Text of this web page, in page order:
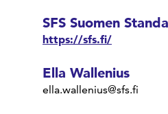
SFS Suomen
https://sfs.fi/
Ella Wallenius
ella.wallenius@sfs.fi